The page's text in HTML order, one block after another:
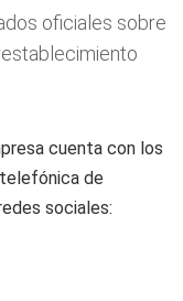
oficiales sobre
cuenta con los
de
sociales: